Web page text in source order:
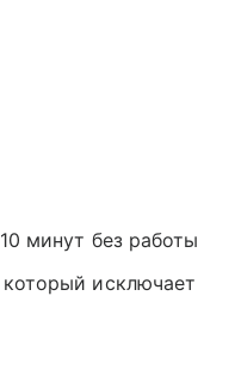
минут без работы
исключает